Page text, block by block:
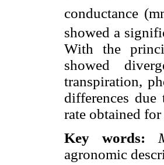
conductance
showed a
With the
showed
transpiration,
differences
rate obtained
Key words:
agronomic